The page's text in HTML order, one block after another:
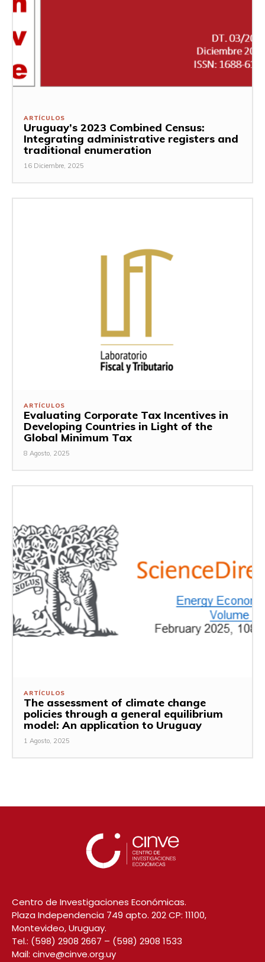
ARTÍCULOS
Uruguay’s 2023 Combined Census:
Integrating administrative registers and
traditional enumeration
16 Diciembre, 2025
ARTÍCULOS
Evaluating Corporate Tax Incentives in
Developing Countries in Light of the
Global Minimum Tax
8 Agosto, 2025
ARTÍCULOS
The assessment of climate change
policies through a general equilibrium
model: An application to Uruguay
1 Agosto, 2025
Centro de Investigaciones Económicas.
Plaza Independencia 749 apto. 202 CP: 11100,
Montevideo, Uruguay.
Tel.: (598) 2908 2667 – (598) 2908 1533
Mail: cinve@cinve.org.uy